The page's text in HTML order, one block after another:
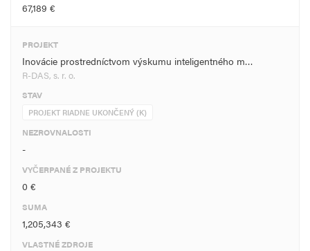
67,189 €
PROJEKT
Inovácie prostredníctvom výskumu inteligentného m…
R-DAS, s. r. o.
STAV
PROJEKT RIADNE UKONČENÝ (K)
NEZROVNALOSTI
-
VYČERPANÉ Z PROJEKTU
0 €
SUMA
1,205,343 €
VLASTNÉ ZDROJE